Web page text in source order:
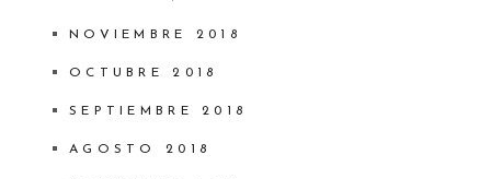
NOVIEMBRE 2018
OCTUBRE 2018
SEPTIEMBRE 2018
AGOSTO 2018